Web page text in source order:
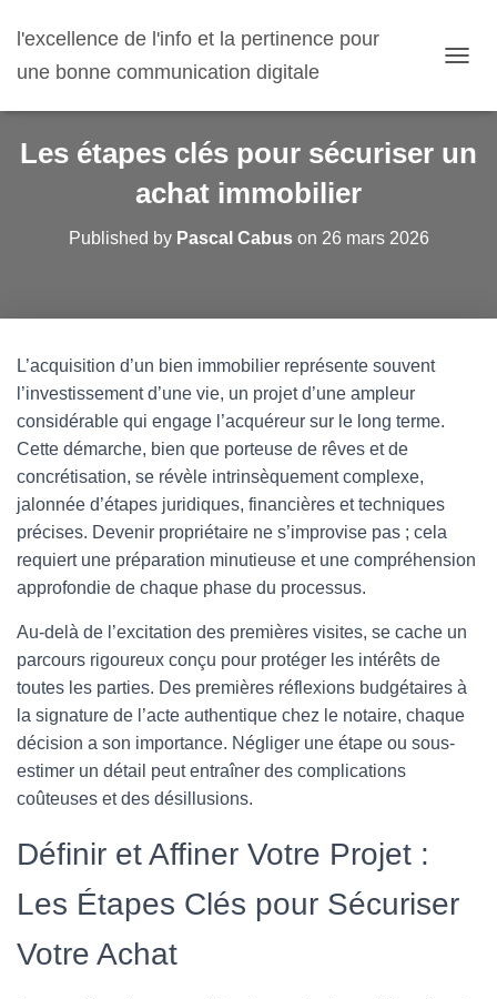
l'excellence de l'info et la pertinence pour
une bonne communication digitale
V
O
Les étapes clés pour sécuriser un
achat immobilier
Published by Pascal Cabuson 26 mars 2026
L’acquisition d’un bien immobilier représente souvent
l’investissement d’une vie, un projet d’une ampleur
considérable qui engage l’acquéreur sur le long terme.
Cette démarche, bien que porteuse de rêves et de
concrétisation, se révèle intrinsèquement complexe,
jalonnée d’étapes juridiques, financières et techniques
précises. Devenir propriétaire ne s’improvise pas ; cela
requiert une préparation minutieuse et une compréhension
approfondie de chaque phase du processus.
Au-delà de l’excitation des premières visites, se cache un
parcours rigoureux conçu pour protéger les intérêts de
toutes les parties. Des premières réflexions budgétaires à
la signature de l’acte authentique chez le notaire, chaque
décision a son importance. Négliger une étape ou sous-
estimer un détail peut entraîner des complications
coûteuses et des désillusions.
Définir et Affiner Votre Projet :
Les Étapes Clés pour Sécuriser
Votre Achat